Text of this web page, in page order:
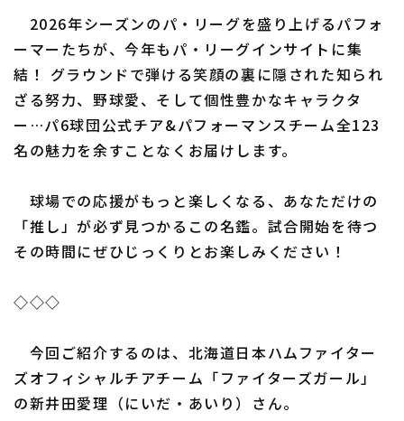
ファーム中地区
ファーム西地区
交流戦
北海道日本ハムファイターズ
東北楽天ゴールデンイーグルス
埼玉西武ライオンズ
千葉ロッテマリーンズ
オリックス・バファローズ
福岡ソフトバンクホークス
設定
2026年シーズンのパ・リーグを盛り上げるパフォ
ーマーたちが、今年もパ・リーグインサイトに集
結！ グラウンドで弾ける笑顔の裏に隠された知られ
ざる努力、野球愛、そして個性豊かなキャラクタ
ー…パ6球団公式チア&パフォーマンスチーム全123
名の魅力を余すことなくお届けします。
球場での応援がもっと楽しくなる、あなただけの
「推し」が必ず見つかるこの名鑑。試合開始を待つ
その時間にぜひじっくりとお楽しみください！
◇◇◇
今回ご紹介するのは、北海道日本ハムファイター
ズオフィシャルチアチーム「ファイターズガール」
の新井田愛理（にいだ・あいり）さん。